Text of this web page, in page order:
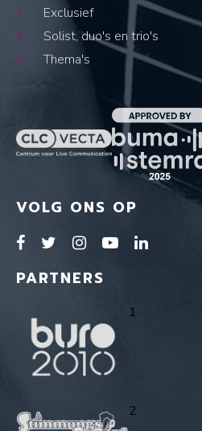
Exclusief
Solist, duo's en trio's
Thema's
VOLG ONS OP
PARTNERS
1
2